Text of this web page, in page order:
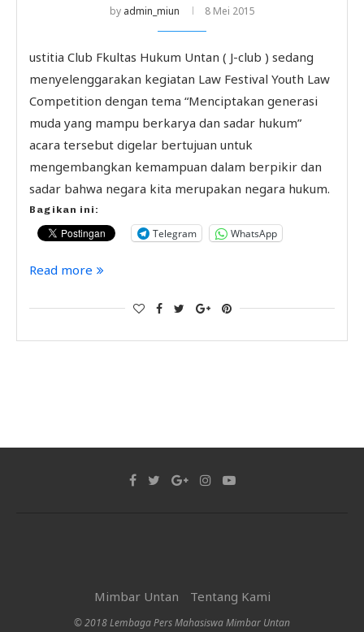
by admin_miun 8 Mei 2015
ustitia Club Fkultas Hukum Untan ( J-club ) sedang
menyelenggarakan kegiatan Law Festival Youth Law
Competition dengan tema “Menciptakan generasi
muda yang mampu berkarya dan sadar hukum”
acara tersebut digelar bertujuan untuk
mengembangkan kemampuan dalam berpikir dan
sadar bahwa negara kita merupakan negara hukum.
Bagikan ini:
Telegram WhatsApp
Read more
Mimbar Untan Tentang Kami
© 2018 Lembaga Pers Mahasiswa Mimbar Untan